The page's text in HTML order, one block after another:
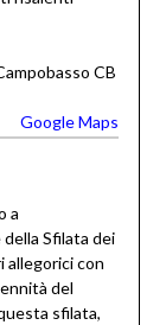
CB
Google Maps
a
Sfilata dei
allegorici con
del
sfilata,